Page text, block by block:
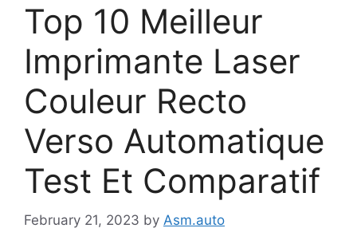
Top 10 Meilleur
Imprimante Laser
Couleur Recto
Verso Automatique
Test Et Comparatif
February 21, 2023 by Asm.auto